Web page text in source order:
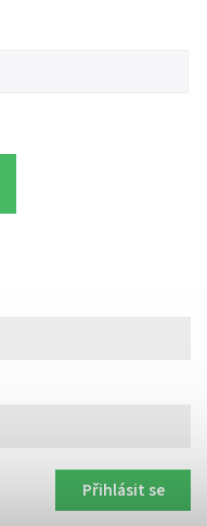
Přihlásit se